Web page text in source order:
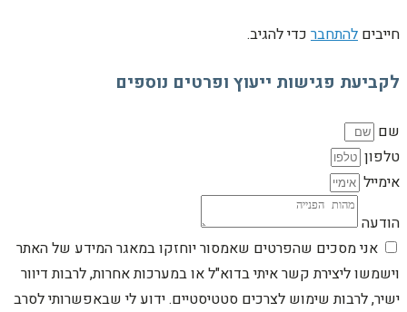
חייבים להתחבר כדי להגיב.
לקביעת פגישות ייעוץ ופרטים נוספים
שם
טלפון
אימייל
הודעה
אני מסכים שהפרטים שאמסור יוחזקו במאגר המידע של האתר
וישמשו ליצירת קשר איתי בדוא"ל או במערכות אחרות, לרבות דיוור
ישיר, לרבות שימוש לצרכים סטטיסטיים. ידוע לי שבאפשרותי לסרב